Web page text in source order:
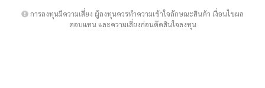
การลงทุนมีความเสี่ยง ผู้ลงทุนควรทำความเข้าใจลักษณะสินค้า เงื่อนไขผล
ตอบแทน และความเสี่ยงก่อนตัดสินใจลงทุน